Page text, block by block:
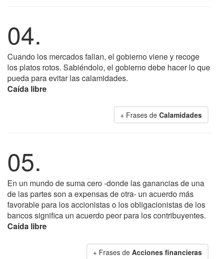
04.
Cuando los mercados fallan, el gobierno viene y recoge
los platos rotos. Sabiéndolo, el gobierno debe hacer lo que
pueda para evitar las calamidades.
Caída libre
+ Frases de Calamidades
05.
En un mundo de suma cero -donde las ganancias de una
de las partes son a expensas de otra- un acuerdo más
favorable para los accionistas o los obligacionistas de los
bancos significa un acuerdo peor para los contribuyentes.
Caída libre
+ Frases de Acciones financieras